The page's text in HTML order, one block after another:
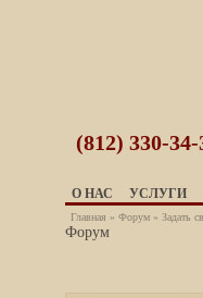
(812) 330-34-
О НАС УСЛУГИ
Главная » Форум » Задать
Форум